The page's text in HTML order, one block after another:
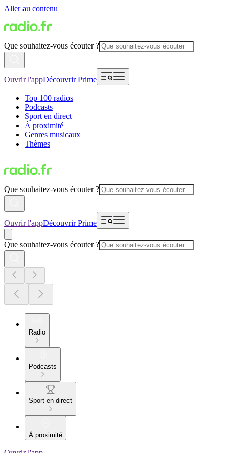
Aller au contenu
Que souhaitez-vous écouter ?
Ouvrir l'appDécouvrir Prime
Top 100 radios
Podcasts
Sport en direct
À proximité
Genres musicaux
Thèmes
Que souhaitez-vous écouter ?
Ouvrir l'appDécouvrir Prime
Que souhaitez-vous écouter ?
Radio
Podcasts
Sport en direct
À proximité